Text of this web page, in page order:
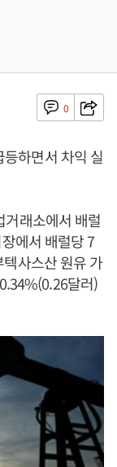
0
하면서 차익 실
래소에서 배럴
에서 배럴당 7
사스산 원유 가
달러)